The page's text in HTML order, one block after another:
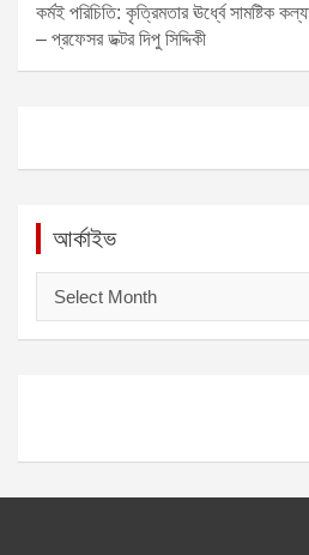
কর্মই পরিচিতি: কৃত্রিমতার ঊর্ধ্বে সামষ্টিক
– প্রফেসর ডক্টর দিপু সিদ্দিকী
আর্কাইভ
ই